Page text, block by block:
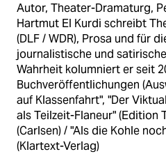
Autor, Theater-Dramaturg,
Hartmut El Kurdi schreibt
(DLF / WDR), Prosa und für
journalistische und
Wahrheit kolumniert er seit
Buchveröffentlichungen
auf Klassenfahrt", "Der
als Teilzeit-Flaneur" (Edition
(Carlsen) / "Als die Kohle
(Klartext-Verlag)